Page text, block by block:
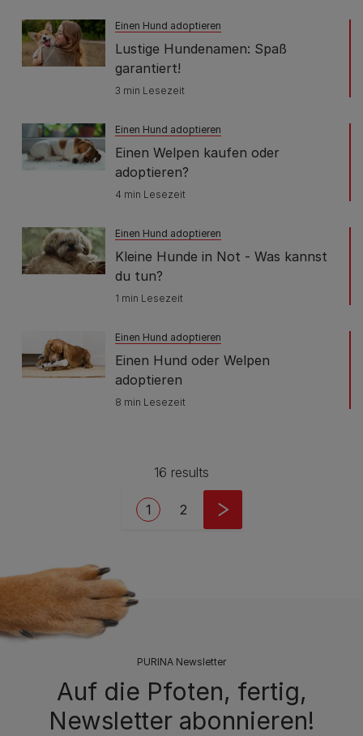
Einen Hund adoptieren
Lustige Hundenamen: Spaß
garantiert!
3 min Lesezeit
Einen Hund adoptieren
Einen Welpen kaufen oder
adoptieren?
4 min Lesezeit
Einen Hund adoptieren
Kleine Hunde in Not - Was kannst
du tun?
1 min Lesezeit
Einen Hund adoptieren
Einen Hund oder Welpen
adoptieren
8 min Lesezeit
16 results
Current page
1 Seite
2
PURINA Newsletter
Auf die Pfoten, fertig,
Newsletter abonnieren!